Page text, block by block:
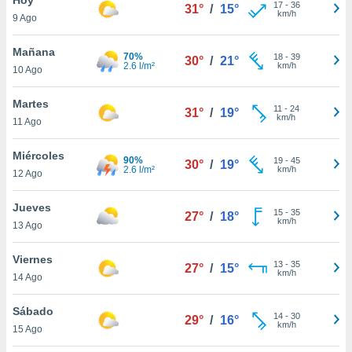
en
más
nuestra
de
cookies
aceptar
9 Ago
31° / 15° 17- 36
km/h
Mañana
10 Ago
70%
2.6 l/m²
30° / 21° 18- 39
km/h
Martes
11 Ago
31° / 19° 11 - 24
km/h
Miércoles
12 Ago
90%
2.6 l/m²
30° / 19° 19- 45
km/h
Jueves
13 Ago
27° / 18° 15- 35
km/h
Viernes
14 Ago
27° / 15° 13- 35
km/h
Sábado
15 Ago
29° / 16° 14- 30
km/h